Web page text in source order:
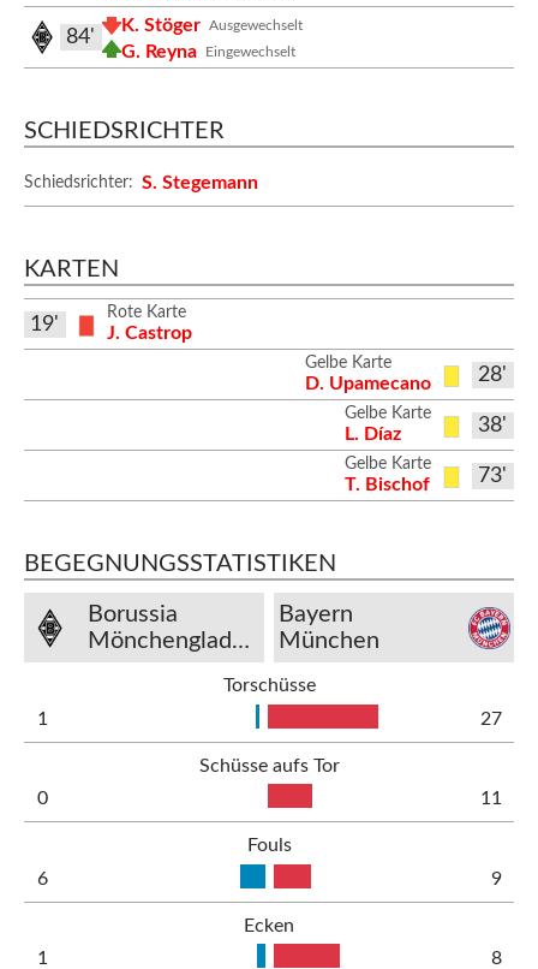
Ausgewechselt
K. Stöger
Eingewechselt
G. Reyna
84'
SCHIEDSRICHTER
Schiedsrichter: S. Stegemann
KARTEN
Rote Karte
J. Castrop
19'
28'
Gelbe Karte
D. Upamecano
38'
Gelbe Karte
L. Díaz
73'
Gelbe Karte
T. Bischof
BEGEGNUNGSSTATISTIKEN
Borussia
Mönchengladbach
Bayern
München
Torschüsse
1
27
Schüsse aufs Tor
0
11
Fouls
6
9
Ecken
1
8